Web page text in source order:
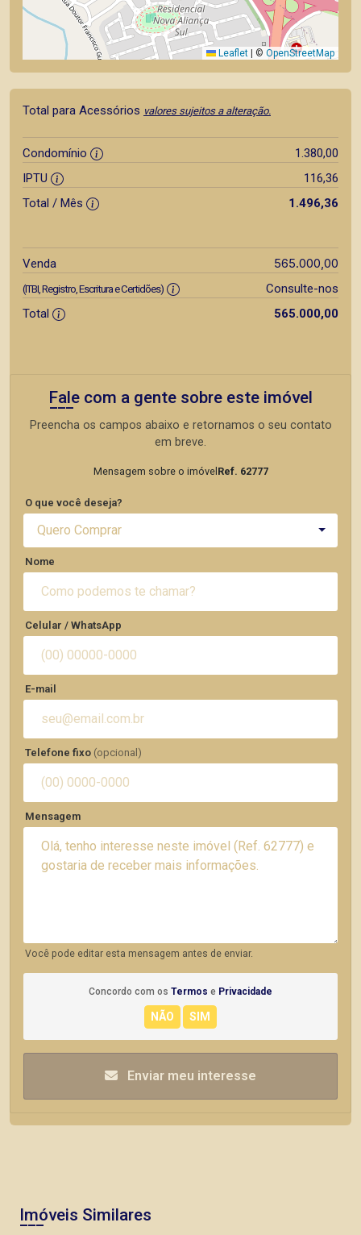
Leaflet © OpenStreetMap
Total para Acessórios valores sujeitos a alteração.
Condomínio
1.380,00
IPTU
116,36
Total / Mês
1.496,36
Venda 565.000,00
(ITBI, Registro, Escritura e Certidões)
Consulte-nos
Total
565.000,00
Fale com a gente sobre este imóvel
Preencha os campos abaixo e retornamos o seu contato
em breve.
Mensagem sobre o imóvel Ref. 62777
O que você deseja?
Quero Comprar
Nome
Celular / WhatsApp
E-mail
Telefone fixo (opcional)
Mensagem
Você pode editar esta mensagem antes de enviar.
Concordo com os Termos e Privacidade
Enviar meu interesse
Imóveis Similares